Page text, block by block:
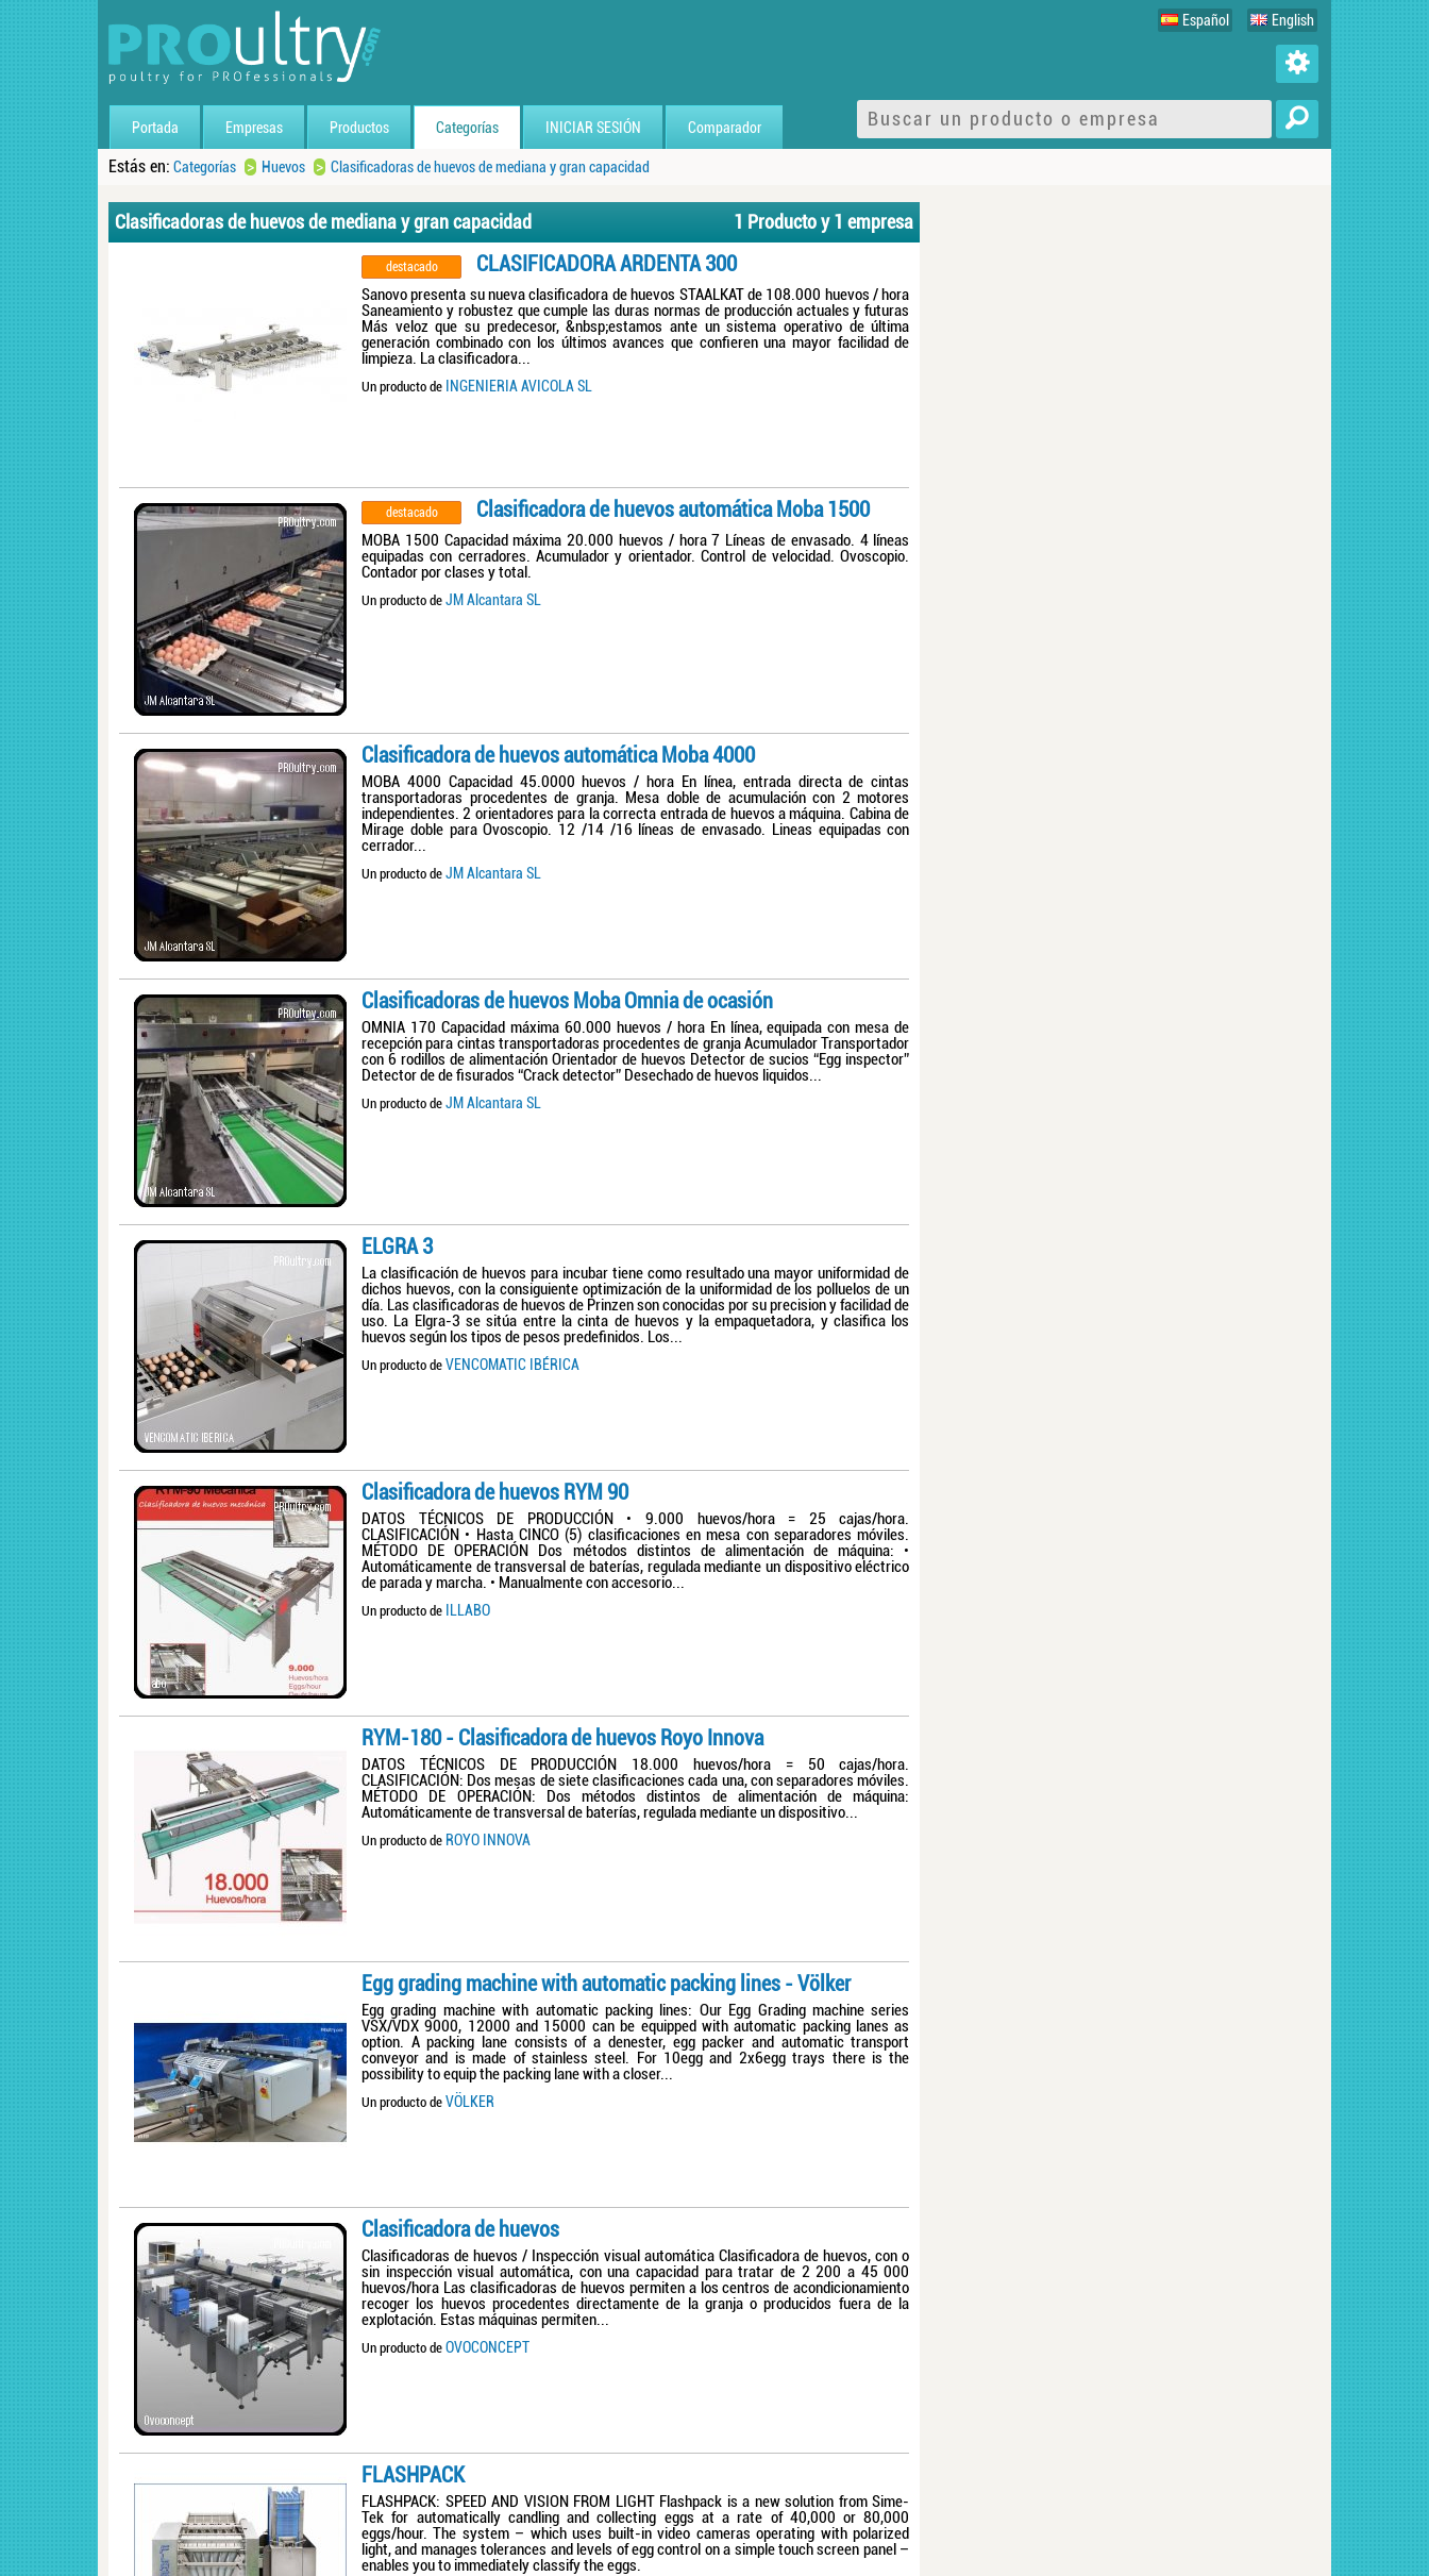
Portada Empresas Productos Categorías INICIAR SESIÓN Comparador
Español English
Estás en: Categorías > Huevos > Clasificadoras de huevos de mediana y gran capacidad
Clasificadoras de huevos de mediana y gran capacidad 1 Producto y 1 empresa
destacado CLASIFICADORA ARDENTA 300
Sanovo presenta su nueva clasificadora de huevos STAALKAT de 108.000 huevos / hora
Saneamiento y robustez que cumple las duras normas de producción actuales y futuras
Más veloz que su predecesor, &nbsp;estamos ante un sistema operativo de última
generación combinado con los últimos avances que confieren una mayor facilidad de
limpieza. La clasificadora...
Un producto de INGENIERIA AVICOLA SL
destacado Clasificadora de huevos automática Moba 1500
MOBA 1500 Capacidad máxima 20.000 huevos / hora 7 Líneas de envasado. 4 líneas
equipadas con cerradores. Acumulador y orientador. Control de velocidad. Ovoscopio.
Contador por clases y total.
Un producto de JM Alcantara SL
Clasificadora de huevos automática Moba 4000
MOBA 4000 Capacidad 45.0000 huevos / hora En línea, entrada directa de cintas
transportadoras procedentes de granja. Mesa doble de acumulación con 2 motores
independientes. 2 orientadores para la correcta entrada de huevos a máquina. Cabina de
Mirage doble para Ovoscopio. 12 /14 /16 líneas de envasado. Lineas equipadas con
cerrador...
Un producto de JM Alcantara SL
Clasificadoras de huevos Moba Omnia de ocasión
OMNIA 170 Capacidad máxima 60.000 huevos / hora En línea, equipada con mesa de
recepción para cintas transportadoras procedentes de granja Acumulador Transportador
con 6 rodillos de alimentación Orientador de huevos Detector de sucios “Egg inspector”
Detector de de fisurados “Crack detector” Desechado de huevos liquidos...
Un producto de JM Alcantara SL
ELGRA 3
La clasificación de huevos para incubar tiene como resultado una mayor uniformidad de
dichos huevos, con la consiguiente optimización de la uniformidad de los polluelos de un
día. Las clasificadoras de huevos de Prinzen son conocidas por su precision y facilidad de
uso. La Elgra-3 se sitúa entre la cinta de huevos y la empaquetadora, y clasifica los
huevos según los tipos de pesos predefinidos. Los...
Un producto de VENCOMATIC IBÉRICA
Clasificadora de huevos RYM 90
DATOS TÉCNICOS DE PRODUCCIÓN • 9.000 huevos/hora = 25 cajas/hora.
CLASIFICACIÓN • Hasta CINCO (5) clasificaciones en mesa con separadores móviles.
MÉTODO DE OPERACIÓN Dos métodos distintos de alimentación de máquina: •
Automáticamente de transversal de baterías, regulada mediante un dispositivo eléctrico
de parada y marcha. • Manualmente con accesorio...
Un producto de ILLABO
RYM-180 - Clasificadora de huevos Royo Innova
DATOS TÉCNICOS DE PRODUCCIÓN 18.000 huevos/hora = 50 cajas/hora.
CLASIFICACIÓN: Dos mesas de siete clasificaciones cada una, con separadores móviles.
MÉTODO DE OPERACIÓN: Dos métodos distintos de alimentación de máquina:
Automáticamente de transversal de baterías, regulada mediante un dispositivo...
Un producto de ROYO INNOVA
Egg grading machine with automatic packing lines - Völker
Egg grading machine with automatic packing lines: Our Egg Grading machine series
VSX/VDX 9000, 12000 and 15000 can be equipped with automatic packing lanes as
option. A packing lane consists of a denester, egg packer and automatic transport
conveyor and is made of stainless steel. For 10egg and 2x6egg trays there is the
possibility to equip the packing lane with a closer...
Un producto de VÖLKER
Clasificadora de huevos
Clasificadoras de huevos / Inspección visual automática Clasificadora de huevos, con o
sin inspección visual automática, con una capacidad para tratar de 2 200 a 45 000
huevos/hora Las clasificadoras de huevos permiten a los centros de acondicionamiento
recoger los huevos procedentes directamente de la granja o producidos fuera de la
explotación. Estas máquinas permiten...
Un producto de OVOCONCEPT
FLASHPACK
FLASHPACK: SPEED AND VISION FROM LIGHT Flashpack is a new solution from Sime-
Tek for automatically candling and collecting eggs at a rate of 40,000 or 80,000
eggs/hour. The system – which uses built-in video cameras operating with polarized
light, and manages tolerances and levels of egg control on a simple touch screen panel –
enables you to immediately classify the eggs.